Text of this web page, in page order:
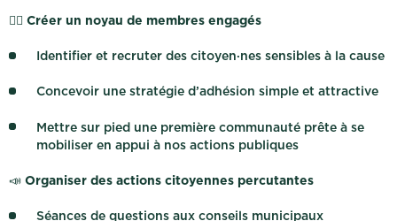
🙋‍♀️ Créer un noyau de membres engagés
Identifier et recruter des citoyen·nes sensibles à la cause
Concevoir une stratégie d’adhésion simple et attractive
Mettre sur pied une première communauté prête à se
mobiliser en appui à nos actions publiques
📣 Organiser des actions citoyennes percutantes
Séances de questions aux conseils municipaux